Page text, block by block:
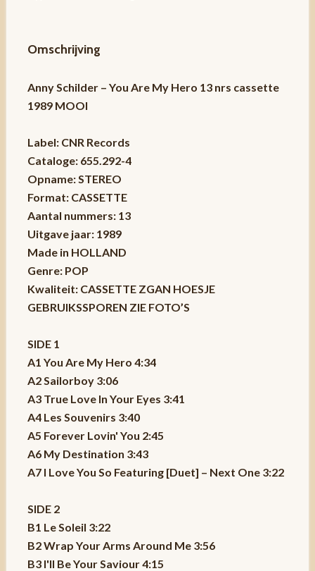
Omschrijving
Anny Schilder – You Are My Hero 13 nrs cassette
1989 MOOI
Label: CNR Records
Cataloge: 655.292-4
Opname: STEREO
Format: CASSETTE
Aantal nummers: 13
Uitgave jaar: 1989
Made in HOLLAND
Genre: POP
Kwaliteit: CASSETTE ZGAN HOESJE
GEBRUIKSSPOREN ZIE FOTO’S
SIDE 1
A1 You Are My Hero 4:34
A2 Sailorboy 3:06
A3 True Love In Your Eyes 3:41
A4 Les Souvenirs 3:40
A5 Forever Lovin' You 2:45
A6 My Destination 3:43
A7 I Love You So Featuring [Duet] – Next One 3:22
SIDE 2
B1 Le Soleil 3:22
B2 Wrap Your Arms Around Me 3:56
B3 I'll Be Your Saviour 4:15